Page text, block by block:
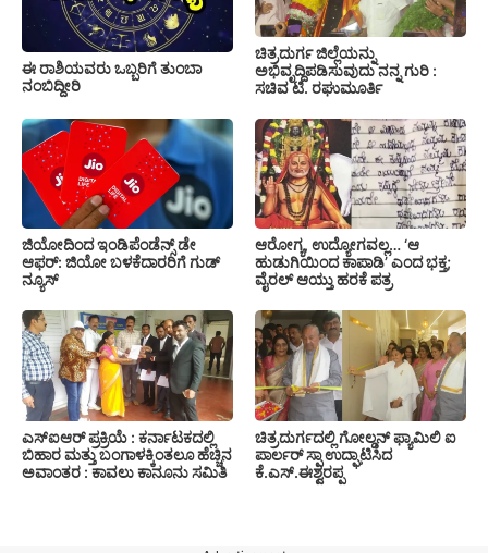
ಈ ರಾಶಿಯವರು ಒಬ್ಬರಿಗೆ ತುಂಬಾ
ನಂಬಿದ್ದೀರಿ
ಚಿತ್ರದುರ್ಗ ಜಿಲ್ಲೆಯನ್ನು
ಅಭಿವೃದ್ದಿಪಡಿಸುವುದು ನನ್ನ ಗುರಿ :
ಸಚಿವ ಟಿ. ರಘುಮೂರ್ತಿ
ಜಿಯೋದಿಂದ ಇಂಡಿಪೆಂಡೆನ್ಸ್ ಡೇ
ಆಫರ್: ಜಿಯೋ ಬಳಕೆದಾರರಿಗೆ ಗುಡ್
ನ್ಯೂಸ್
ಆರೋಗ್ಯ, ಉದ್ಯೋಗವಲ್ಲ… ‘ಆ
ಹುಡುಗಿಯಿಂದ ಕಾಪಾಡಿ’ ಎಂದ ಭಕ್ತ;
ವೈರಲ್ ಆಯ್ತು ಹರಕೆ ಪತ್ರ
ಎಸ್‍ಐಆರ್ ಪ್ರಕ್ರಿಯೆ : ಕರ್ನಾಟಕದಲ್ಲಿ
ಬಿಹಾರ ಮತ್ತು ಬಂಗಾಳಕ್ಕಿಂತಲೂ ಹೆಚ್ಚಿನ
ಅವಾಂತರ : ಕಾವಲು ಕಾನೂನು ಸಮಿತಿ
ಚಿತ್ರದುರ್ಗದಲ್ಲಿ ಗೋಲ್ಡನ್ ಫ್ಯಾಮಿಲಿ ಐ
ಪಾರ್ಲರ್ ಸ್ಪಾ ಉದ್ಘಾಟಿಸಿದ
ಕೆ.ಎಸ್.ಈಶ್ವರಪ್ಪ